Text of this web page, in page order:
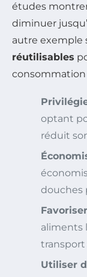
études
diminuer
autre exemple
réutilisables
consommation
optant
réduit
douches
aliments
transport
Utiliser